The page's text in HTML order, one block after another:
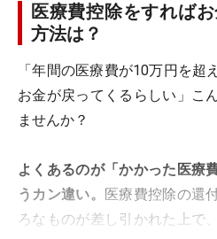
医療費控除をすれば
方法は？
「年間の医療費が10万円を超
お金が戻ってくるらしい」こ
ませんか？
よくあるのが「かかった医療
うカン違い。 医療費控除の還
ろなものが差し引かれた上で